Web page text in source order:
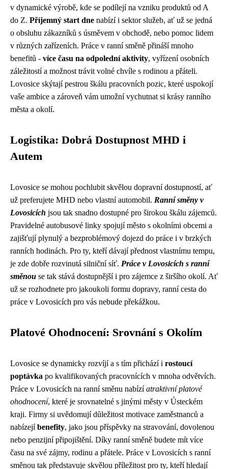
v dynamické výrobě, kde se podílejí na vzniku produktů od A
do Z. Příjemný start dne nabízí i sektor služeb, ať už se jedná
o obsluhu zákazníků s úsměvem v obchodě, nebo pomoc lidem
v různých zařízeních. Práce v ranní směně přináší mnoho
benefitů - více času na odpolední aktivity, vyřízení osobních
záležitostí a možnost trávit volné chvíle s rodinou a přáteli.
Lovosice skýtají pestrou škálu pracovních pozic, které uspokojí
vaše ambice a zároveň vám umožní vychutnat si krásy ranního
města a okolí.
Logistika: Dobrá Dostupnost MHD i
Autem
Lovosice se mohou pochlubit skvělou dopravní dostupností, ať
už preferujete MHD nebo vlastní automobil. Ranní směny v
Lovosicích jsou tak snadno dostupné pro širokou škálu zájemců.
Pravidelné autobusové linky spojují město s okolními obcemi a
zajišťují plynulý a bezproblémový dojezd do práce i v brzkých
ranních hodinách. Pro ty, kteří dávají přednost vlastnímu tempu,
je zde dobře rozvinutá silniční síť. Práce v Lovosicích s ranní
směnou se tak stává dostupnější i pro zájemce z širšího okolí. Ať
už se rozhodnete pro jakoukoli formu dopravy, ranní cesta do
práce v Lovosicích pro vás nebude překážkou.
Platové Ohodnocení: Srovnání s Okolím
Lovosice se dynamicky rozvíjí a s tím přichází i rostoucí
poptávka po kvalifikovaných pracovnících v mnoha odvětvích.
Práce v Lovosicích na ranní směnu nabízíatraktivní platové
ohodnocení, které je srovnatelné s jinými městy v Ústeckém
kraji. Firmy si uvědomují důležitost motivace zaměstnanců a
nabízejíbenefity, jako jsou příspěvky na stravování, dovolenou
nebo penzijní připojištění. Díky ranní směně budete mít více
času na své zájmy, rodinu a přátele. Práce v Lovosicích s ranní
směnou tak představuje skvělou příležitost pro ty, kteří hledají